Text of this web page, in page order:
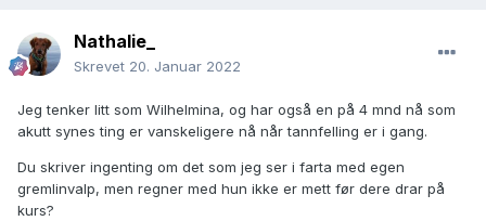
Nathalie_
Skrevet 20. Januar 2022
Jeg tenker litt som Wilhelmina, og har også en på 4 mnd nå som
akutt synes ting er vanskeligere nå når tannfelling er i gang.
Du skriver ingenting om det som jeg ser i farta med egen
gremlinvalp, men regner med hun ikke er mett før dere drar på
kurs?